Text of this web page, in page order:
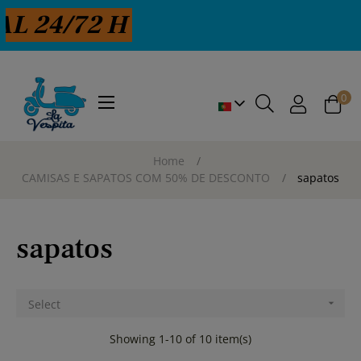
72 H
Toggle
☰ 0
Home
CAMISAS E SAPATOS COM 50% DE DESCONTO
sapatos
sapatos
Select 
Showing 1-10 of 10 item(s)